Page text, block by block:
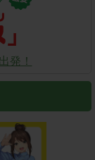
発！